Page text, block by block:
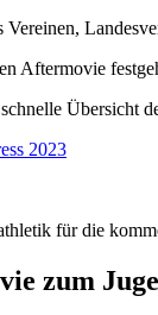
Aftermovie
Übersicht
2023
für die
zum